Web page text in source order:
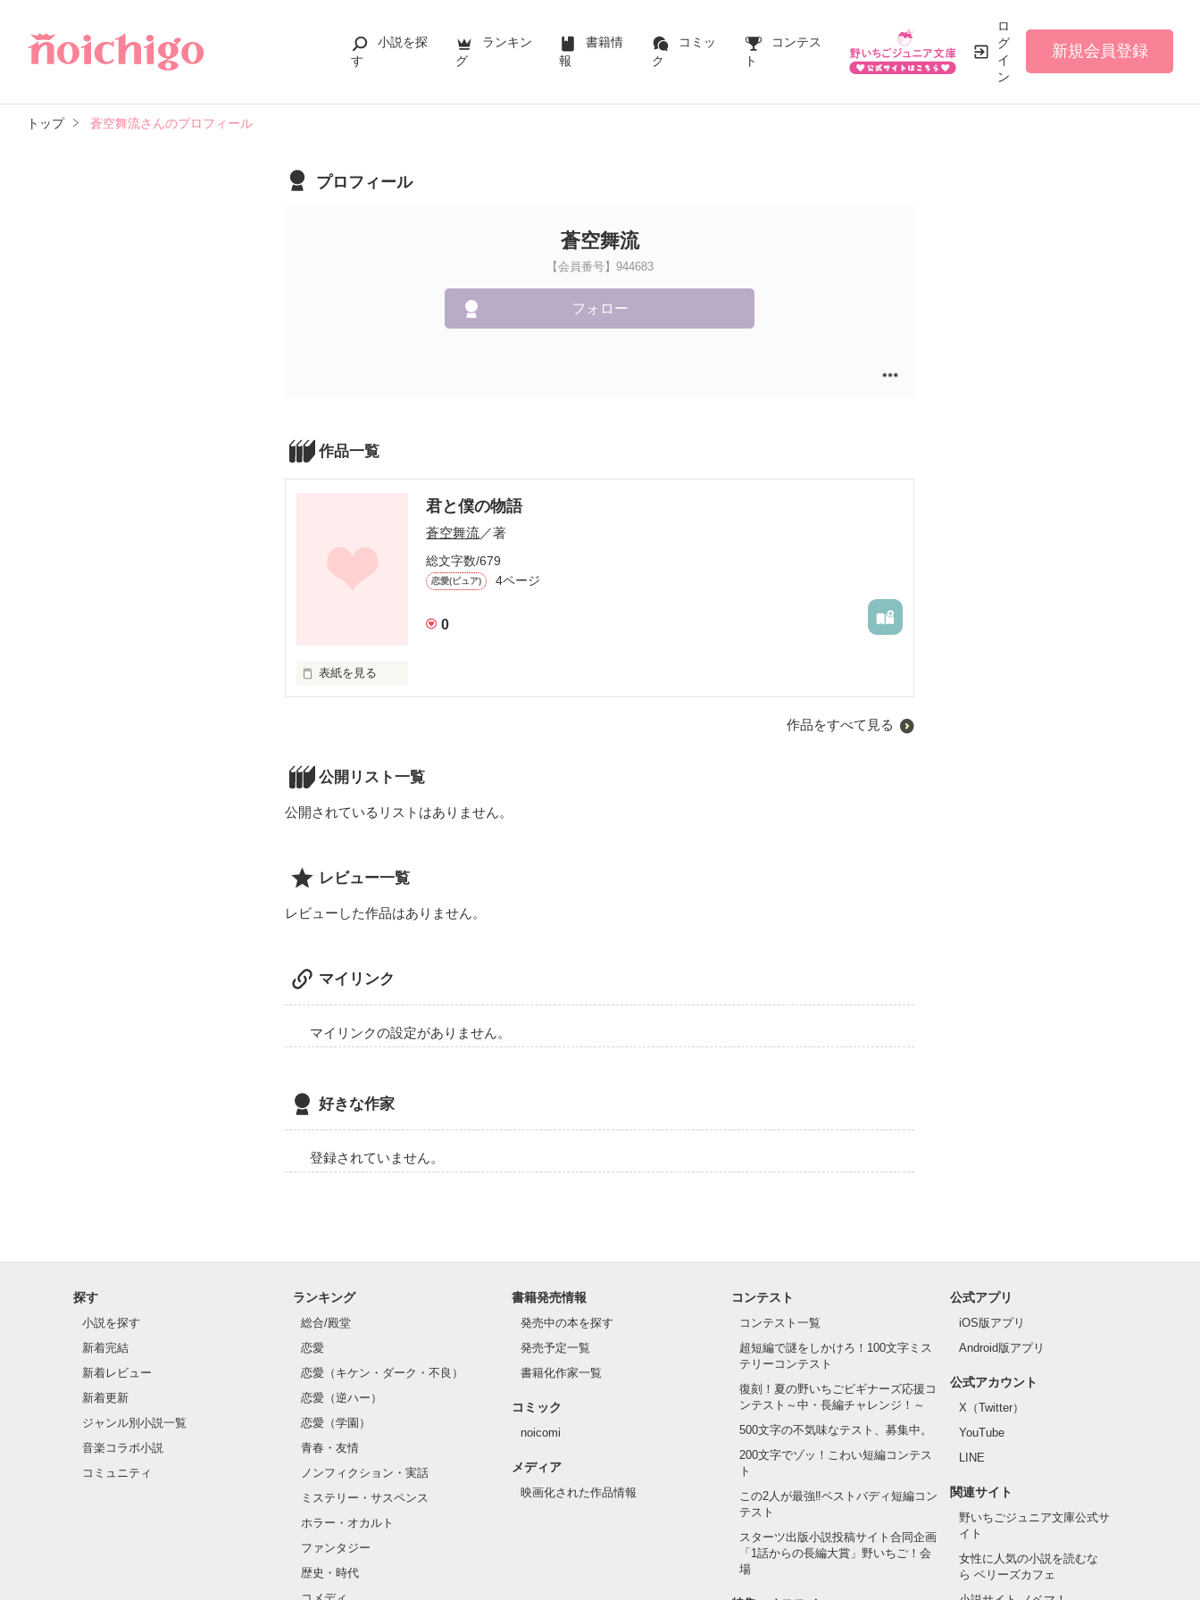
小説を探
す
ランキン
グ
書籍情
報
コミッ
ク
コンテス
ト
ロ
グ
イ
ン
新規会員登録
トップ 蒼空舞流さんのプロフィール
プロフィール
蒼空舞流
【会員番号】944683
フォロー
作品一覧
君と僕の物語
蒼空舞流／著
総文字数/679
恋愛(ピュア) 4ページ
0
表紙を見る
作品をすべて見る
公開リスト一覧
公開されているリストはありません。
レビュー一覧
レビューした作品はありません。
マイリンク
マイリンクの設定がありません。
好きな作家
登録されていません。
探す
小説を探す
新着完結
新着レビュー
新着更新
ジャンル別小説一覧
音楽コラボ小説
コミュニティ
ランキング
総合/殿堂
恋愛
恋愛（キケン・ダーク・不良）
恋愛（逆ハー）
恋愛（学園）
青春・友情
ノンフィクション・実話
ミステリー・サスペンス
ホラー・オカルト
ファンタジー
歴史・時代
書籍発売情報
発売中の本を探す
発売予定一覧
書籍化作家一覧
コミック
noicomi
メディア
映画化された作品情報
コンテスト
コンテスト一覧
超短編で謎をしかけろ！100文字ミス
テリーコンテスト
復刻！夏の野いちごビギナーズ応援コ
ンテスト～中・長編チャレンジ！～
500文字の不気味なテスト、募集中。
200文字でゾッ！こわい短編コンテス
ト
この2人が最強‼ベストバディ短編コン
テスト
スターツ出版小説投稿サイト合同企画
「1話からの長編大賞」野いちご！会
場
公式アプリ
iOS版アプリ
Android版アプリ
公式アカウント
X（Twitter）
YouTube
LINE
関連サイト
野いちごジュニア文庫公式サ
イト
女性に人気の小説を読むな
ら ベリーズカフェ